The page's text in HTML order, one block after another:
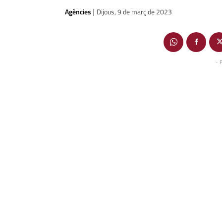
Agències | Dijous, 9 de març de 2023
-